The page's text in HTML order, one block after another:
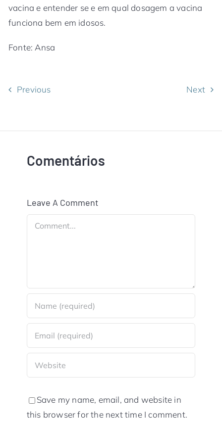
vacina e entender se e em qual dosagem a vacina
funciona bem em idosos.
Fonte: Ansa
Previous Next
Comentários
Leave A Comment
Comment
Save my name, email, and website in
this browser for the next time I comment.